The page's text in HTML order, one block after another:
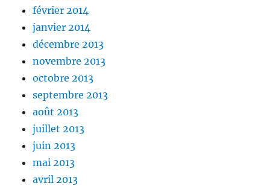
février 2014
janvier 2014
décembre 2013
novembre 2013
octobre 2013
septembre 2013
août 2013
juillet 2013
juin 2013
mai 2013
avril 2013